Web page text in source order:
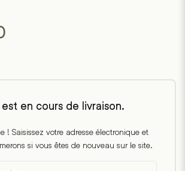
en cours de livraison.
! Saisissez votre adresse électronique et
si vous êtes de nouveau sur le site.